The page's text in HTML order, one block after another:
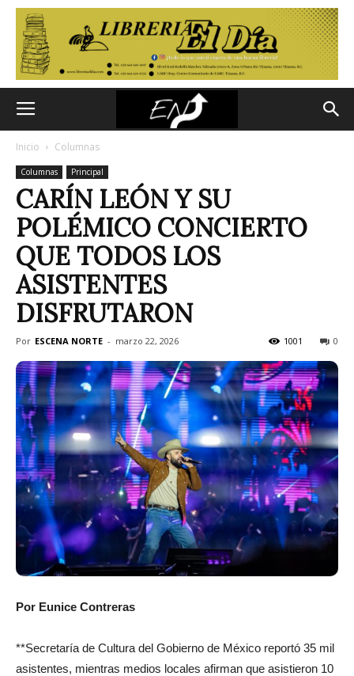
Inicio Columnas
Columnas Principal
CARÍN LEÓN Y SU
POLÉMICO CONCIERTO
QUE TODOS LOS
ASISTENTES
DISFRUTARON
Por ESCENA NORTE - marzo 22, 2026 0
1001
Por Eunice Contreras
**Secretaría de Cultura del Gobierno de México reportó 35 mil
asistentes, mientras medios locales afirman que asistieron 10